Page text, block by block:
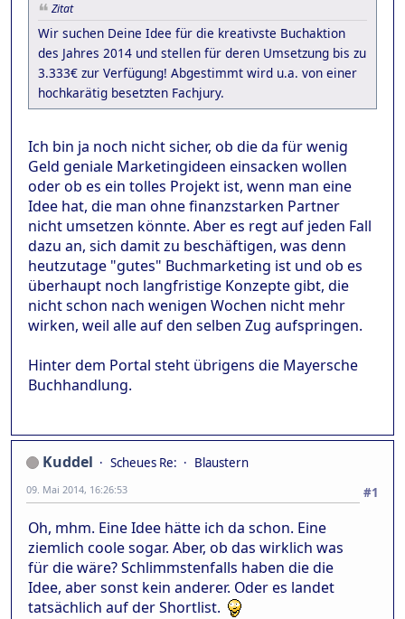
Zitat
Wir suchen Deine Idee für die kreativste Buchaktion
des Jahres 2014 und stellen für deren Umsetzung bis zu
3.333€ zur Verfügung! Abgestimmt wird u.a. von einer
hochkarätig besetzten Fachjury.
Ich bin ja noch nicht sicher, ob die da für wenig
Geld geniale Marketingideen einsacken wollen
oder ob es ein tolles Projekt ist, wenn man eine
Idee hat, die man ohne finanzstarken Partner
nicht umsetzen könnte. Aber es regt auf jeden Fall
dazu an, sich damit zu beschäftigen, was denn
heutzutage "gutes" Buchmarketing ist und ob es
überhaupt noch langfristige Konzepte gibt, die
nicht schon nach wenigen Wochen nicht mehr
wirken, weil alle auf den selben Zug aufspringen.
Hinter dem Portal steht übrigens die Mayersche
Buchhandlung.
Kuddel Scheues Re:
Blaustern
#1
09. Mai 2014, 16:26:53
Oh, mhm. Eine Idee hätte ich da schon. Eine
ziemlich coole sogar. Aber, ob das wirklich was
für die wäre? Schlimmstenfalls haben die die
Idee, aber sonst kein anderer. Oder es landet
tatsächlich auf der Shortlist.